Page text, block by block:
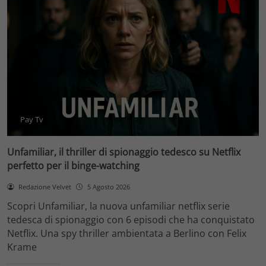
Pay Tv
Unfamiliar, il thriller di spionaggio tedesco su Netflix
perfetto per il binge-watching
Redazione Velvet 5 Agosto 2026
Scopri Unfamiliar, la nuova unfamiliar netflix serie
tedesca di spionaggio con 6 episodi che ha conquistato
Netflix. Una spy thriller ambientata a Berlino con Felix
Krame